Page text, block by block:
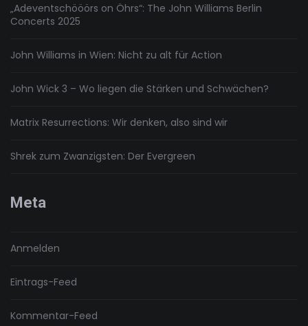
„Adeventschööörs on Öhrs“: The John Williams Berlin
Concerts 2025
John Williams in Wien: Nicht zu alt für Action
John Wick 3 – Wo liegen die Stärken und Schwächen?
Matrix Resurrections: Wir denken, also sind wir
Shrek zum Zwanzigsten: Der Evergreen
Meta
Anmelden
Eintrags-Feed
Kommentar-Feed